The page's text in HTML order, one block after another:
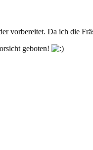
vorbereitet. Da ich die
geboten!